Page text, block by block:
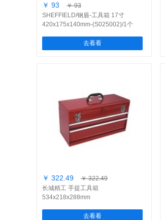
￥ 93
￥ 93
SHEFFIELD/钢盾-工具箱 17寸
420x175x140mm-(S025002)/1个
去看看
￥ 322.49
￥ 322.49
长城精工 手提工具箱
534x218x288mm
去看看